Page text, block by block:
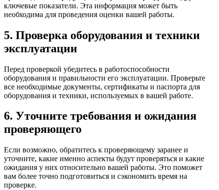
ключевые показатели. Эта информация может быть
необходима для проведения оценки вашей работы.
5. Проверка оборудования и техники
эксплуатации
Перед проверкой убедитесь в работоспособности
оборудования и правильности его эксплуатации. Проверьте
все необходимые документы, сертификаты и паспорта для
оборудования и техники, используемых в вашей работе.
6. Уточните требования и ожидания
проверяющего
Если возможно, обратитесь к проверяющему заранее и
уточните, какие именно аспекты будут проверяться и какие
ожидания у них относительно вашей работы. Это поможет
вам более точно подготовиться и сэкономить время на
проверке.